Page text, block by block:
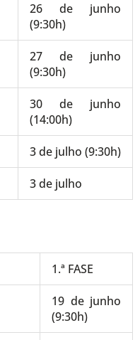
26 de junho
(9:30h)
27 de junho
(9:30h)
30 de junho
(14:00h)
3 de julho (9:30h)
3 de julho
1.ª FASE
19 de junho
(9:30h)